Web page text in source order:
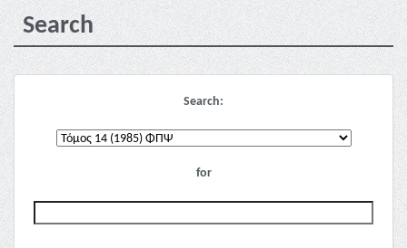
Search
Search:
for